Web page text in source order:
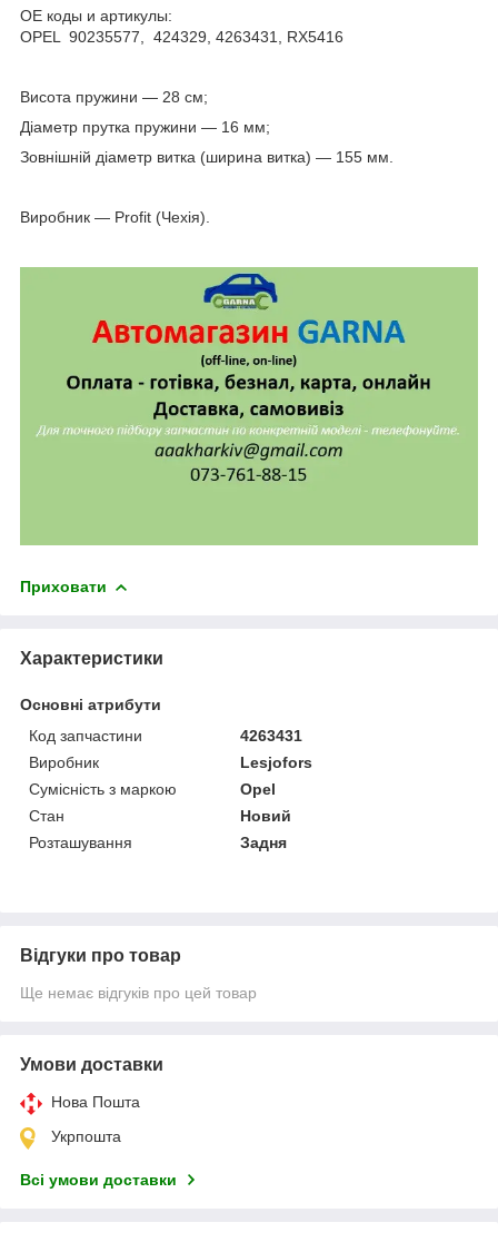
OE коды и артикулы:
OPEL 90235577, 424329, 4263431, RX5416
Висота пружини — 28 см;
Діаметр прутка пружини — 16 мм;
Зовнішній діаметр витка (ширина витка) — 155 мм.
Виробник — Profit (Чехія).
Приховати
Характеристики
Основні атрибути
Код запчастини
4263431
Виробник
Lesjofors
Сумісність з маркою
Opel
Стан
Новий
Розташування
Задня
Відгуки про товар
Ще немає відгуків про цей товар
Умови доставки
Нова Пошта
Укрпошта
Всі умови доставки